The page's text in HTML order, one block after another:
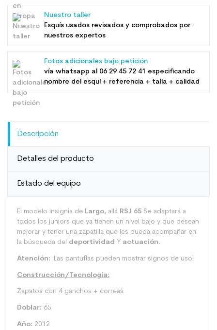
Nuestro taller
Esquís usados ​​revisados ​​y comprobados por
nuestros expertos
Fotos adicionales bajo petición
vía whatsapp al 06 29 45 72 41 especificando
nombre del esquí + referencia + talla + calidad
Descripción
Detalles del producto
Estado del equipo
El modelo insignia de Largo, allá RSJ 65 Se adaptará a
todos los juniors que ya tienen un nivel bajo y que desean
mejorar y tener una zapatilla que les pueda acompañar en
la búsqueda del deportividad Y actuación.
Atención: ¡Las pantuflas pueden mostrar signos de uso!
Construcción/Tecnología:
Zapatos con 4 ganchos + correas
Doblar: 65
Año: 2012